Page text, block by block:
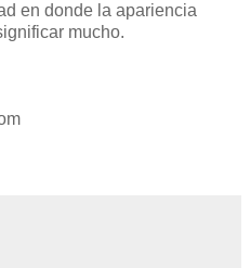
en donde la apariencia
mucho.